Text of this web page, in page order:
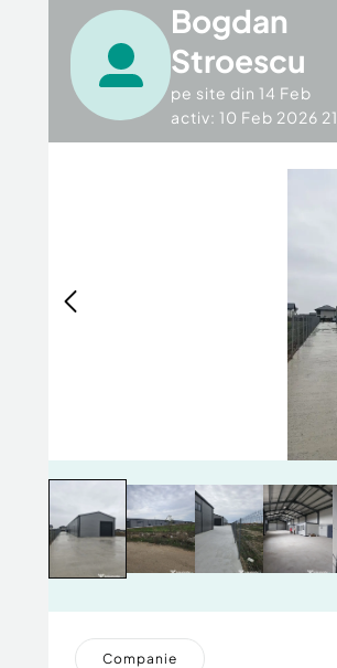
Bogdan
Stroescu
pe site din 14 Feb
activ: 10 Feb 2026
Companie